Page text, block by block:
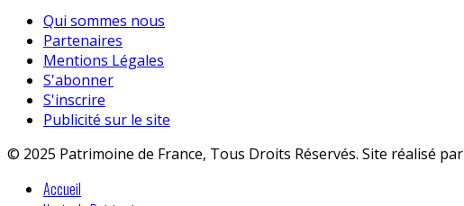
Qui sommes nous
Partenaires
Mentions Légales
S'abonner
S'inscrire
Publicité sur le site
© 2025 Patrimoine de France, Tous Droits Réservés. Site réalisé par
Accueil